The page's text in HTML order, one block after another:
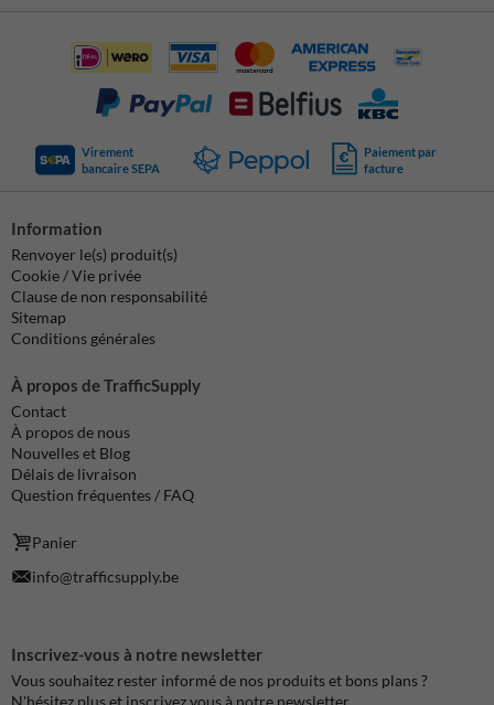
Virement
bancaire SEPA
Paiement par
facture
Information
Renvoyer le(s) produit(s)
Cookie / Vie privée
Clause de non responsabilité
Sitemap
Conditions générales
À propos de TrafficSupply
Contact
À propos de nous
Nouvelles et Blog
Délais de livraison
Question fréquentes / FAQ
Panier
info@trafficsupply.be
Inscrivez-vous à notre newsletter
Vous souhaitez rester informé de nos produits et bons plans ?
N'hésitez plus et inscrivez vous à notre newsletter.